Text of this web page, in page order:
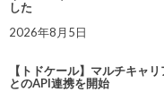
した
2026年8月5日
【トドケール】マルチキャ
とのAPI連携を開始